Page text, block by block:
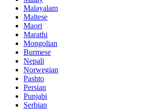
Malayalam
Maltese
Maori
Marathi
Mongolian
Burmese
Nepali
Norwegian
Pashto
Persian
Punjabi
Serbian